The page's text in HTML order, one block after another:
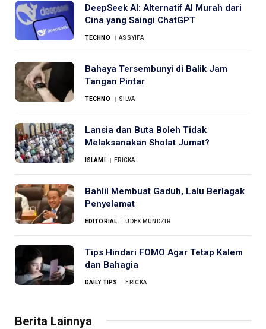
DeepSeek AI: Alternatif AI Murah dari
Cina yang Saingi ChatGPT
TECHNO ASSYIFA
Bahaya Tersembunyi di Balik Jam
Tangan Pintar
TECHNO SILVA
Lansia dan Buta Boleh Tidak
Melaksanakan Sholat Jumat?
ISLAMI ERICKA
Bahlil Membuat Gaduh, Lalu Berlagak
Penyelamat
EDITORIAL UDEX MUNDZIR
Tips Hindari FOMO Agar Tetap Kalem
dan Bahagia
DAILY TIPS ERICKA
Berita Lainnya